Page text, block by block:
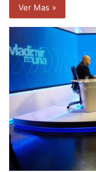
Ver Mas »